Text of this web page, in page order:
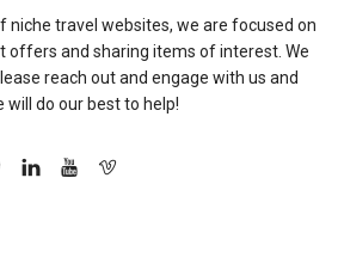
niche travel websites, we are focused on
offers and sharing items of interest. We
reach out and engage with us and
will do our best to help!